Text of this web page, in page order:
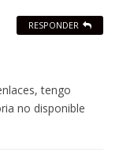
tengo
no disponible
RESPONDER